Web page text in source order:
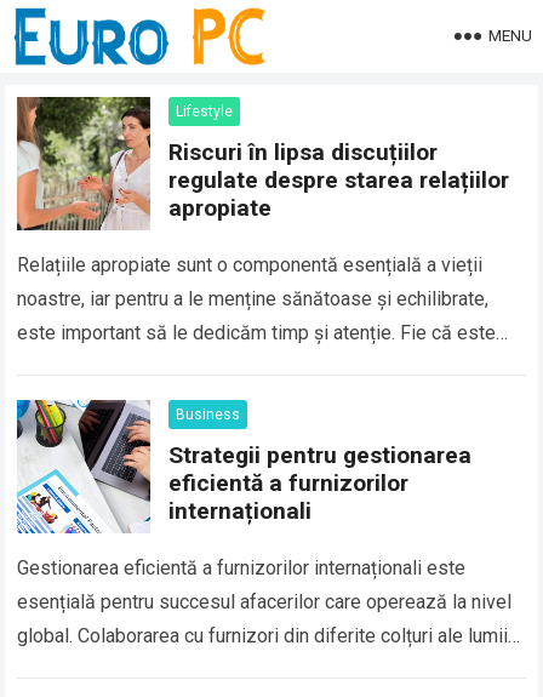
MENU
Lifestyle
Riscuri în lipsa discuțiilor
regulate despre starea relațiilor
apropiate
Relațiile apropiate sunt o componentă esențială a vieții
noastre, iar pentru a le menține sănătoase și echilibrate,
este important să le dedicăm timp și atenție. Fie că este
Business
Strategii pentru gestionarea
eficientă a furnizorilor
internaționali
Gestionarea eficientă a furnizorilor internaționali este
esențială pentru succesul afacerilor care operează la nivel
global. Colaborarea cu furnizori din diferite colțuri ale lumii